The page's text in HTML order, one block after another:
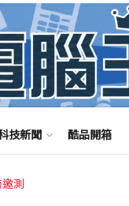
技新聞 酷品開箱
測